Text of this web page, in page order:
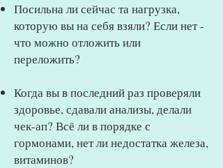
Посильна ли сейчас та нагрузка,
которую вы на себя взяли? Если нет -
что можно отложить или
переложить?
Когда вы в последний раз проверяли
здоровье, сдавали анализы, делали
чек-ап? Всё ли в порядке с
гормонами, нет ли недостатка железа,
витаминов?